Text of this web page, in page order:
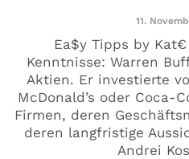
11.
Ea$y Tipps by
Kenntnisse: Warren
Aktien. Er investierte
McDonald’s oder Coca-
Firmen, deren
deren langfristige
Andrei